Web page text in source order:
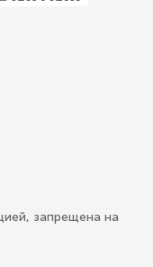
запрещена на